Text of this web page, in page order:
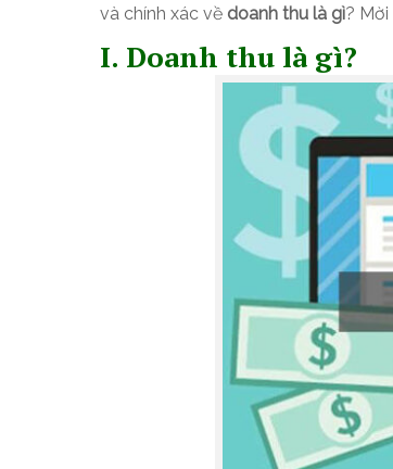
và chính xác về doanh thu là gì?
I. Doanh thu là gì?